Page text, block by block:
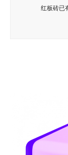
红板砖已